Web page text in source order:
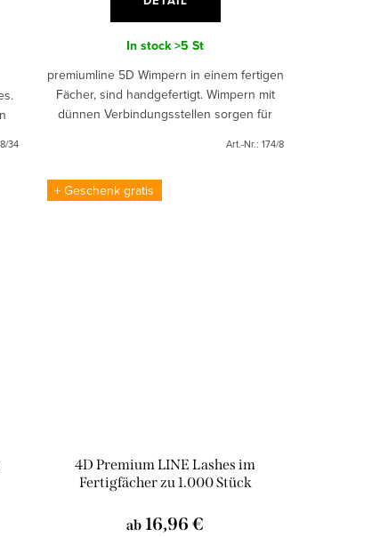
34
In stock>5 St
premiumline 5D Wimpern in einem fertigen
Fächer, sind handgefertigt. Wimpern mit
dünnen Verbindungsstellen sorgen für
Art.-Nr.: 174/8
+ Geschenk gratis
4D Premium LINE Lashes im
Fertigfächer zu 1.000 Stück
ab 16,96 €